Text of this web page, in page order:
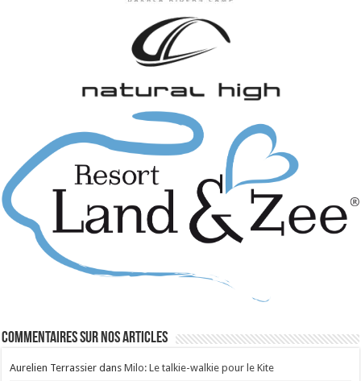
Commentaires sur nos articles
Aurelien Terrassier dansMilo: Le talkie-walkie pour le Kite